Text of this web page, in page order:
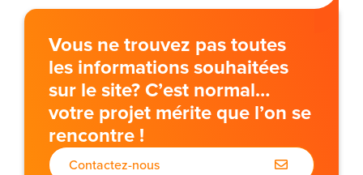
Vous ne trouvez pas toutes
les informations souhaitées
sur le site? C’est normal…
votre projet mérite que l’on se
rencontre !
Contactez-nous